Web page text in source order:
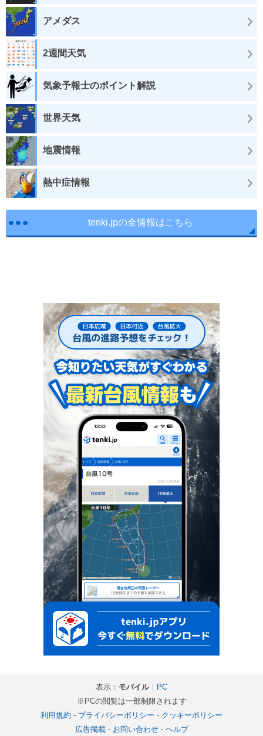
アメダス
2週間天気
気象予報士のポイント解説
世界天気
地震情報
熱中症情報
tenki.jpの全情報はこちら
表示： モバイル｜ PC
※PCの閲覧は一部制限されます
利用規約 - プライバシーポリシー - クッキーポリシー
広告掲載- お問い合わせ- ヘルプ